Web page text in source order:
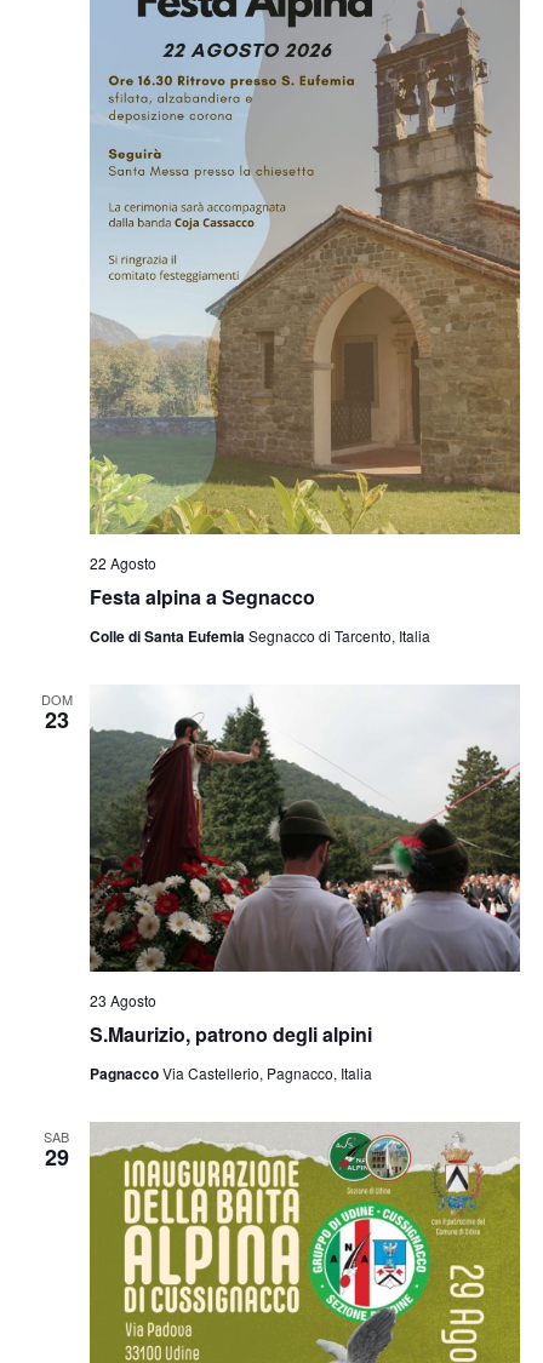
Festa alpina a Segnacco
22 Agosto
Colle di Santa EufemiaSegnacco di Tarcento, Italia
DOM
23
S.Maurizio, patrono degli alpini
23 Agosto
PagnaccoVia Castellerio, Pagnacco, Italia
SAB
29